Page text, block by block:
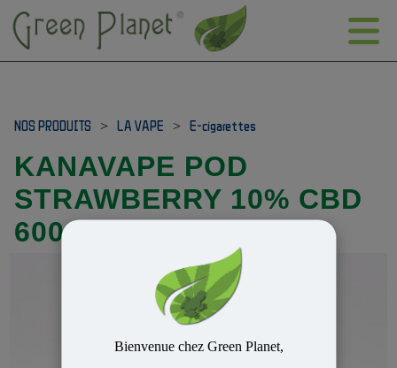
Bienvenue chez Green Planet,
NOS PRODUITS > LA VAPE > E-cigarettes
KANAVAPE POD
STRAWBERRY 10% CBD
600 PUFF